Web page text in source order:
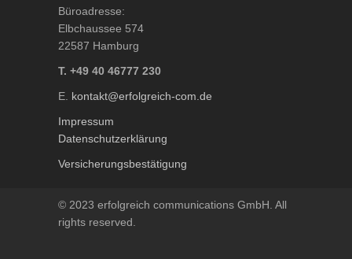
Büroadresse:
Elbchaussee 574
22587 Hamburg
T. +49 40 46777 230
E. kontakt@erfolgreich-com.de
Impressum
Datenschutzerklärung
Versicherungsbestätigung
© 2023 erfolgreich communications GmbH. All
rights reserved.